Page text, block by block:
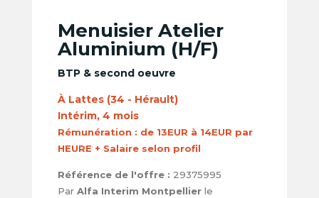
Menuisier Atelier
Aluminium (H/F)
BTP & second oeuvre
À Lattes (34 - Hérault)
Intérim, 4 mois
Rémunération : de 13EUR à 14EUR par
HEURE + Salaire selon profil
Référence de l'offre : 29375995
Par Alfa Interim Montpellierle